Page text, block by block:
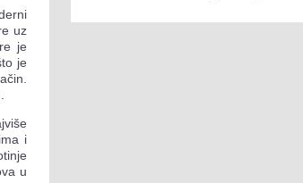
uz
je
je
i
u